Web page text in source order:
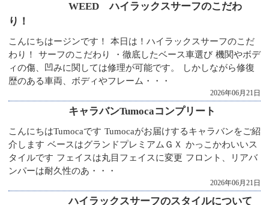
WEED ハイラックスサーフのこだわ
り！
こんにちはージンです！ 本日は！ハイラックスサーフのこだ
わり！ サーフのこだわり ・徹底したベース車選び 機関やボデ
ィの傷、凹みに関しては修理が可能です。 しかしながら修復
歴のある車両、ボディやフレーム・・・
2026年06月21日
キャラバンTumocaコンプリート
こんにちはTumocaです Tumocaがお届けするキャラバンをご紹
介します ベースはグランドプレミアムＧＸ かっこかわいいス
タイルです フェイスは丸目フェイスに変更 フロント、リアバ
ンパーは耐久性のあ・・・
2026年06月21日
ハイラックスサーフのスタイルについて